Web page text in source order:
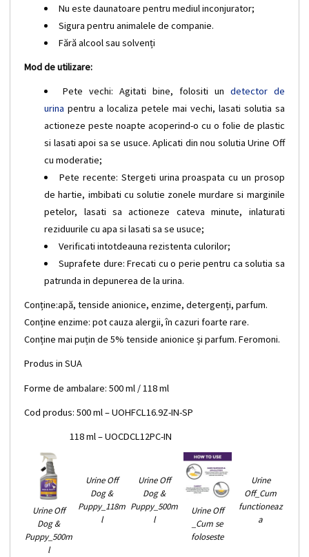
Nu este daunatoare pentru mediul inconjurator;
Sigura pentru animalele de companie.
Fără alcool sau solvenți
Mod de utilizare:
Pete vechi: Agitati bine, folositi un detector de
urina pentru a localiza petele mai vechi, lasati solutia sa
actioneze peste noapte acoperind-o cu o folie de plastic
si lasati apoi sa se usuce. Aplicati din nou solutia Urine Off
cu moderatie;
Pete recente: Stergeti urina proaspata cu un prosop
de hartie, imbibati cu solutie zonele murdare si marginile
petelor, lasati sa actioneze cateva minute, inlaturati
reziduurile cu apa si lasati sa se usuce;
Verificati intotdeauna rezistenta culorilor;
Suprafete dure: Frecati cu o perie pentru ca solutia sa
patrunda in depunerea de la urina.
Conține:apă, tenside anionice, enzime, detergenți, parfum.
Conține enzime: pot cauza alergii, în cazuri foarte rare.
Conține mai puțin de 5% tenside anionice și parfum. Feromoni.
Produs in SUA
Forme de ambalare: 500 ml / 118 ml
Cod produs: 500 ml – UOHFCL16.9Z-IN-SP
118 ml – UOCDCL12PC-IN
Urine Off
Dog &
Puppy_500m
l
Urine Off
Dog &
Puppy_118m
l
Urine Off
Dog &
Puppy_500m
l
Urine Off
_Cum se
foloseste
Urine
Off_Cum
functioneaz
a